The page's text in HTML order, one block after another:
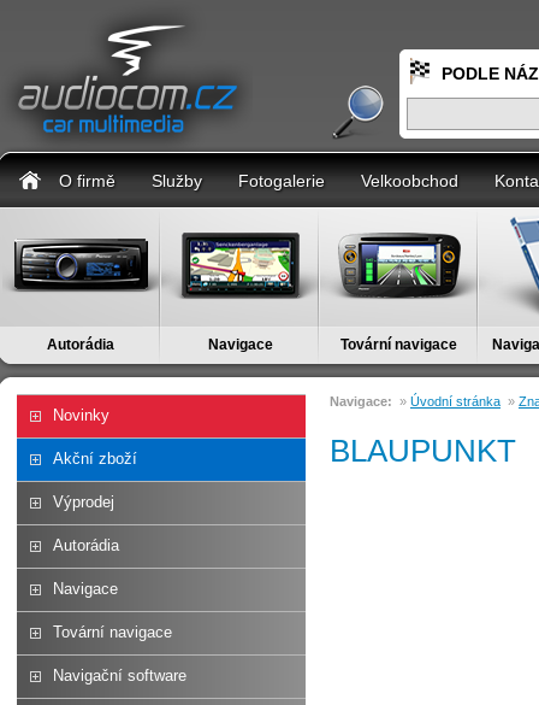
PODLE
O firmě Služby Fotogalerie Velkoobchod
Autorádia Navigace Tovární navigace
Novinky
Akční zboží
Výprodej
Autorádia
Navigace
Tovární navigace
Navigační software
Navigace: » Úvodní stránka »
BLAUPUNKT